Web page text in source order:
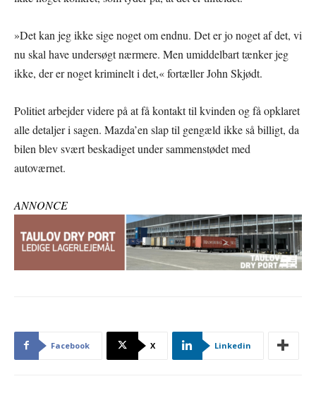
»Det kan jeg ikke sige noget om endnu. Det er jo noget af det, vi
nu skal have undersøgt nærmere. Men umiddelbart tænker jeg
ikke, der er noget kriminelt i det,« fortæller John Skjødt.
Politiet arbejder videre på at få kontakt til kvinden og få opklaret
alle detaljer i sagen. Mazda’en slap til gengæld ikke så billigt, da
bilen blev svært beskadiget under sammenstødet med
autoværnet.
ANNONCE
Facebook X Linkedin